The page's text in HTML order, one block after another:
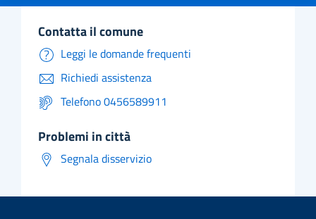
contatta il comune
Leggi le domande frequenti
Richiedi assistenza
Telefono 0456589911
problemi in città
Segnala disservizio